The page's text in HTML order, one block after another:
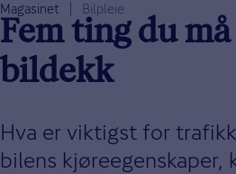
Magasinet Bilpleie
Fem ting du
bildekk
Hva er viktigst for
bilens kjøreegenskaper,